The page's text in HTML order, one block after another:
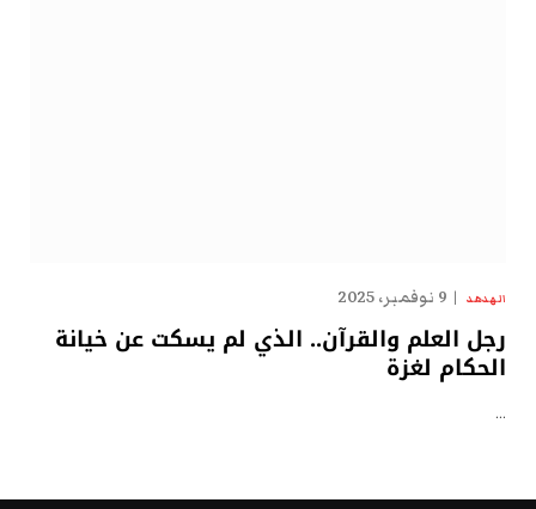
الهدهد 9 نوفمبر، 2025
رجل العلم والقرآن.. الذي لم يسكت عن خيانة
الحكام لغزة
…